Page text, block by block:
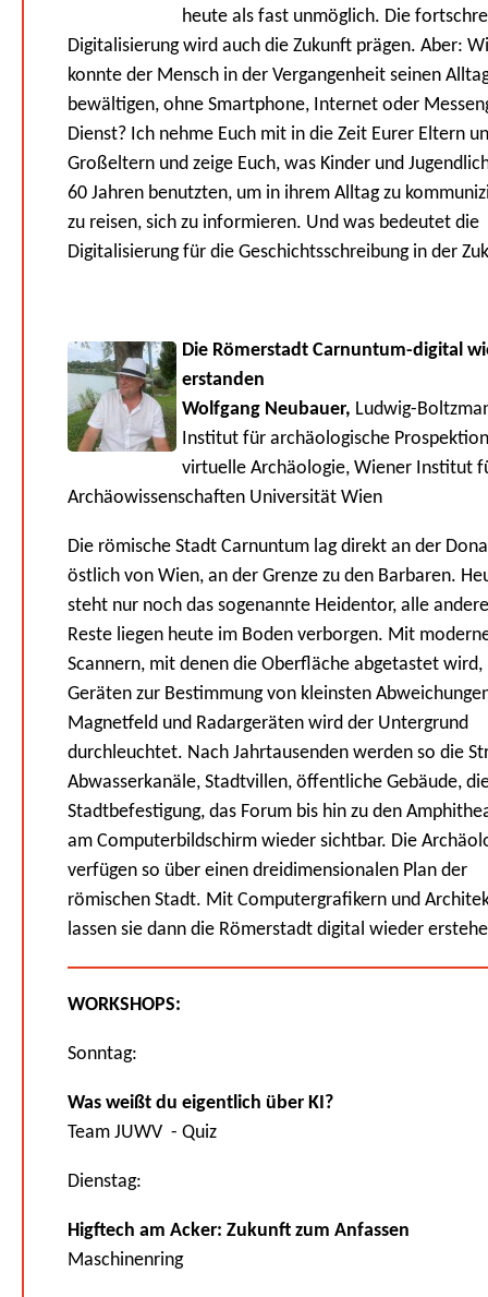
heute als fast unmöglich. Die
Digitalisierung wird auch die Zukunft prägen. Aber:
konnte der Mensch in der Vergangenheit seinen
bewältigen, ohne Smartphone, Internet oder
Dienst? Ich nehme Euch mit in die Zeit Eurer Eltern
Großeltern und zeige Euch, was Kinder und
60 Jahren benutzten, um in ihrem Alltag zu
zu reisen, sich zu informieren. Und was bedeutet die
Digitalisierung für die Geschichtsschreibung in der
Die Römerstadt Carnuntum-digital
erstanden
Wolfgang Neubauer, Ludwig-
Institut für archäologische
virtuelle Archäologie, Wiener Institut
Archäowissenschaften Universität Wien
Die römische Stadt Carnuntum lag direkt an der
östlich von Wien, an der Grenze zu den Barbaren.
steht nur noch das sogenannte Heidentor, alle
Reste liegen heute im Boden verborgen. Mit
Scannern, mit denen die Oberfläche abgetastet
Geräten zur Bestimmung von kleinsten
Magnetfeld und Radargeräten wird der Untergrund
durchleuchtet. Nach Jahrtausenden werden so die
Abwasserkanäle, Stadtvillen, öffentliche Gebäude,
Stadtbefestigung, das Forum bis hin zu den
am Computerbildschirm wieder sichtbar. Die
verfügen so über einen dreidimensionalen Plan der
römischen Stadt. Mit Computergrafikern und
lassen sie dann die Römerstadt digital wieder
WORKSHOPS:
Sonntag:
Was weißt du eigentlich über KI?
Team JUWV - Quiz
Dienstag:
Higftech am Acker: Zukunft zum Anfassen
Maschinenring